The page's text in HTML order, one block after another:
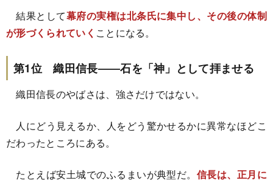
結果として幕府の実権は北条氏に集中し、その後の体制
が形づくられていく ことになる。
第1位 織田信長――石を「神」として拝ませる
織田信長のやばさは、強さだけではない。
人にどう見えるか、人をどう驚かせるかに異常なほどこ
だわったところにある。
たとえば安土城でのふるまいが典型だ。 信長は、正月に